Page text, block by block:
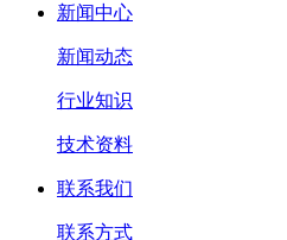
新闻中心
新闻动态
行业知识
技术资料
联系我们
联系方式